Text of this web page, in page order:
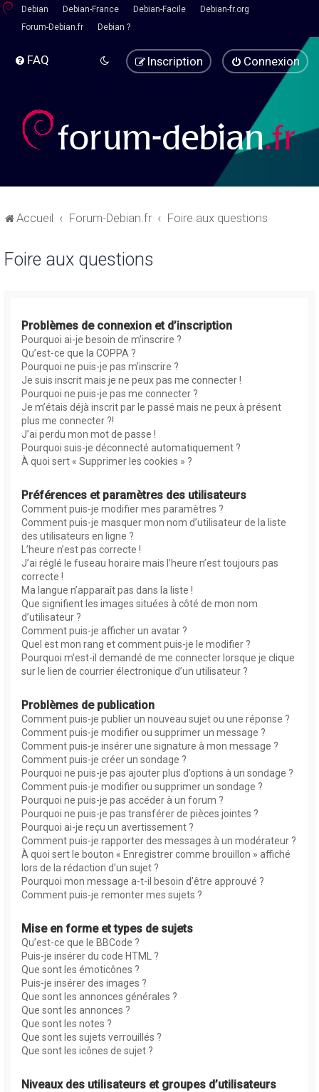
Debian Debian-France Debian-Facile
Debian-fr.org
Forum-Debian.fr
Debian ?
FAQ Connexion
Inscription
Accueil Forum-Debian.fr Foire aux questions
Foire aux questions
Problèmes de connexion et d’inscription
Pourquoi ai-je besoin de m’inscrire ?
Qu’est-ce que la COPPA ?
Pourquoi ne puis-je pas m’inscrire ?
Je suis inscrit mais je ne peux pas me connecter !
Pourquoi ne puis-je pas me connecter ?
Je m’étais déjà inscrit par le passé mais ne peux à présent
plus me connecter ?!
J’ai perdu mon mot de passe !
Pourquoi suis-je déconnecté automatiquement ?
À quoi sert « Supprimer les cookies » ?
Préférences et paramètres des utilisateurs
Comment puis-je modifier mes paramètres ?
Comment puis-je masquer mon nom d’utilisateur de la liste
des utilisateurs en ligne ?
L’heure n’est pas correcte !
J’ai réglé le fuseau horaire mais l’heure n’est toujours pas
correcte !
Ma langue n’apparaît pas dans la liste !
Que signifient les images situées à côté de mon nom
d’utilisateur ?
Comment puis-je afficher un avatar ?
Quel est mon rang et comment puis-je le modifier ?
Pourquoi m’est-il demandé de me connecter lorsque je clique
sur le lien de courrier électronique d’un utilisateur ?
Problèmes de publication
Comment puis-je publier un nouveau sujet ou une réponse ?
Comment puis-je modifier ou supprimer un message ?
Comment puis-je insérer une signature à mon message ?
Comment puis-je créer un sondage ?
Pourquoi ne puis-je pas ajouter plus d’options à un sondage ?
Comment puis-je modifier ou supprimer un sondage ?
Pourquoi ne puis-je pas accéder à un forum ?
Pourquoi ne puis-je pas transférer de pièces jointes ?
Pourquoi ai-je reçu un avertissement ?
Comment puis-je rapporter des messages à un modérateur ?
À quoi sert le bouton « Enregistrer comme brouillon » affiché
lors de la rédaction d’un sujet ?
Pourquoi mon message a-t-il besoin d’être approuvé ?
Comment puis-je remonter mes sujets ?
Mise en forme et types de sujets
Qu’est-ce que le BBCode ?
Puis-je insérer du code HTML ?
Que sont les émoticônes ?
Puis-je insérer des images ?
Que sont les annonces générales ?
Que sont les annonces ?
Que sont les notes ?
Que sont les sujets verrouillés ?
Que sont les icônes de sujet ?
Niveaux des utilisateurs et groupes d’utilisateurs